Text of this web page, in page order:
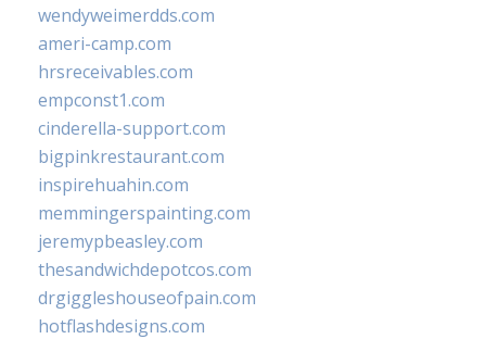
wendyweimerdds.com
ameri-camp.com
hrsreceivables.com
empconst1.com
cinderella-support.com
bigpinkrestaurant.com
inspirehuahin.com
memmingerspainting.com
jeremypbeasley.com
thesandwichdepotcos.com
drgiggleshouseofpain.com
hotflashdesigns.com